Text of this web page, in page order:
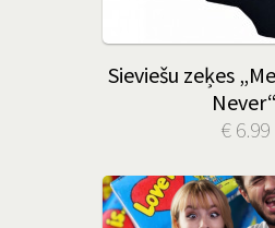
Sieviešu zeķes
Never“
€ 6.99